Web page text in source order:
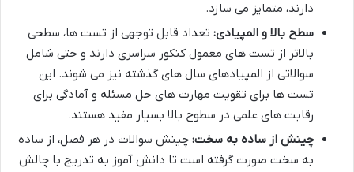
دارند، متمایز می سازد.
سطح بالا و المپیادی: تعداد قابل توجهی از تست ها، سطحی
بالاتر از تست های معمول کنکور سراسری دارند و حتی شامل
سوالاتی از المپیادهای سال های گذشته نیز می شوند. این
تست ها برای تقویت مهارت های حل مسئله و آمادگی برای
رقابت های علمی در سطوح بالا بسیار مفید هستند.
چینش از ساده به سخت: چینش سوالات در هر فصل، از ساده
به سخت صورت گرفته است تا دانش آموز به تدریج با چالش